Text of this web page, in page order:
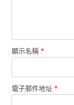
顯示名稱 *
電子郵件地址 *